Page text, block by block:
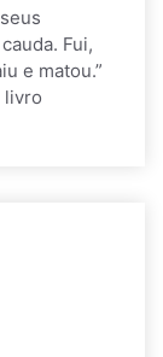
Fui,
e matou.”
livro